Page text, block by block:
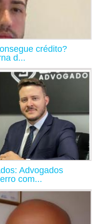
crédito?
d...
Advogados
com...